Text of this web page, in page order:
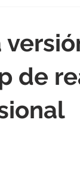
elektrotools-
elektrotools-
de